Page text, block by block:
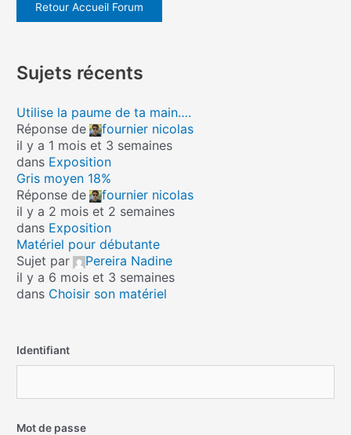
Retour Accueil Forum
Sujets récents
Utilise la paume de ta main….
Réponse de
fournier nicolas
il y a 1 mois et 3 semaines
dans Exposition
Gris moyen 18%
Réponse de
fournier nicolas
il y a 2 mois et 2 semaines
dans Exposition
Matériel pour débutante
Sujet par
Pereira Nadine
il y a 6 mois et 3 semaines
dans Choisir son matériel
Identifiant
Mot de passe